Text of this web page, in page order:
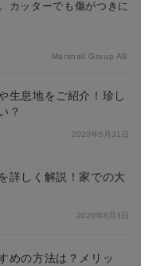
カッターでも傷がつきに
Marshall Group AB
生息地をご紹介！珍し
？
2020年5月31日
詳しく解説！家での大
2020年6月3日
めの方法は？メリッ